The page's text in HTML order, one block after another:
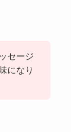
セージ
になり